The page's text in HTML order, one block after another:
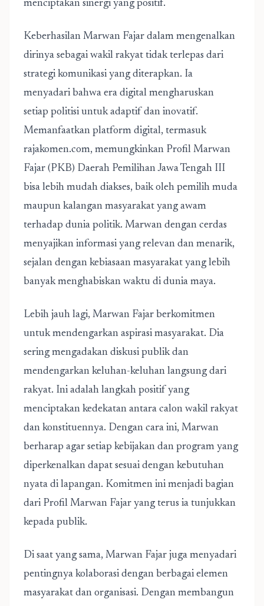
menciptakan sinergi yang positif.
Keberhasilan Marwan Fajar dalam mengenalkan
dirinya sebagai wakil rakyat tidak terlepas dari
strategi komunikasi yang diterapkan. Ia
menyadari bahwa era digital mengharuskan
setiap politisi untuk adaptif dan inovatif.
Memanfaatkan platform digital, termasuk
rajakomen.com, memungkinkan Profil Marwan
Fajar (PKB) Daerah Pemilihan Jawa Tengah III
bisa lebih mudah diakses, baik oleh pemilih muda
maupun kalangan masyarakat yang awam
terhadap dunia politik. Marwan dengan cerdas
menyajikan informasi yang relevan dan menarik,
sejalan dengan kebiasaan masyarakat yang lebih
banyak menghabiskan waktu di dunia maya.
Lebih jauh lagi, Marwan Fajar berkomitmen
untuk mendengarkan aspirasi masyarakat. Dia
sering mengadakan diskusi publik dan
mendengarkan keluhan-keluhan langsung dari
rakyat. Ini adalah langkah positif yang
menciptakan kedekatan antara calon wakil rakyat
dan konstituennya. Dengan cara ini, Marwan
berharap agar setiap kebijakan dan program yang
diperkenalkan dapat sesuai dengan kebutuhan
nyata di lapangan. Komitmen ini menjadi bagian
dari Profil Marwan Fajar yang terus ia tunjukkan
kepada publik.
Di saat yang sama, Marwan Fajar juga menyadari
pentingnya kolaborasi dengan berbagai elemen
masyarakat dan organisasi. Dengan membangun